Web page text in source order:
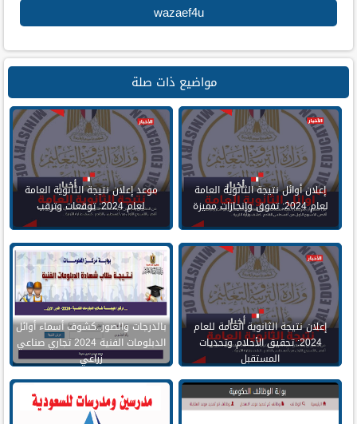
wazaef4u
مواضيع ذات صلة
إعلان أوائل نتيجة الثانوية العامة
لعام 2024: تفوق وإنجازات مميزة
موعد إعلان نتيجة الثانوية العامة
لعام 2024: توقعات وترقب
إعلان نتيجة الثانوية العامة للعام
2024: تحقيق الأحلام وتحديات
المستقبل
بالدرجات والصور..كشوف أسماء أوائل
الدبلومات الفنية 2024 تجاري صناعي
زراعي